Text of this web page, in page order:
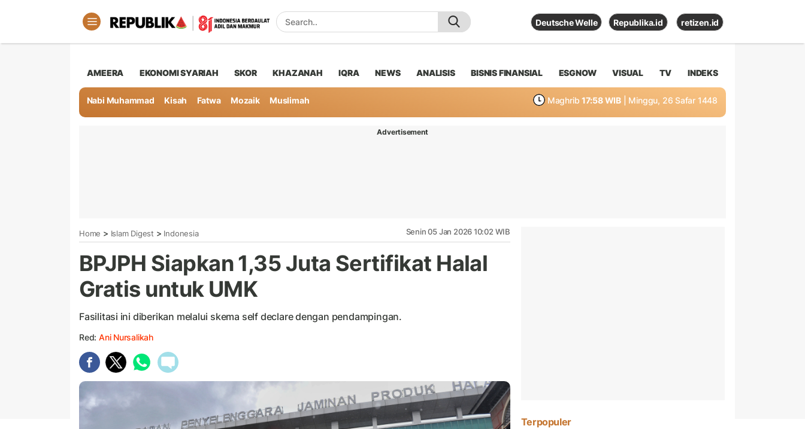
Deutsche Welle Republika.id retizen.id
AMEERA EKONOMI SYARIAH SKOR KHAZANAH IQRA NEWS ANALISIS BISNIS FINANSIAL ESGNOW VISUAL TV INDEKS
Nabi Muhammad Kisah Fatwa Mozaik Muslimah Maghrib 17:58 WIB | Minggu, 26 Safar 1448
Advertisement
Home > Islam Digest > Indonesia Senin 05 Jan 2026 10:02 WIB
BPJPH Siapkan 1,35 Juta Sertifikat Halal
Gratis untuk UMK
Fasilitasi ini diberikan melalui skema self declare dengan pendampingan.
Red: Ani Nursalikah
Terpopuler